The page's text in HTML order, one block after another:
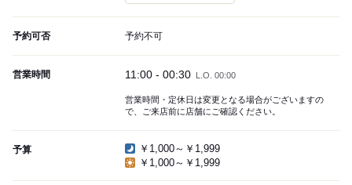
予約可否 予約不可
営業時間 11:00 - 00:30 L.O. 00:00
営業時間・定休日は変更となる場合がございますの
で、ご来店前に店舗にご確認ください。
予算
￥1,000～￥1,999
￥1,000～￥1,999